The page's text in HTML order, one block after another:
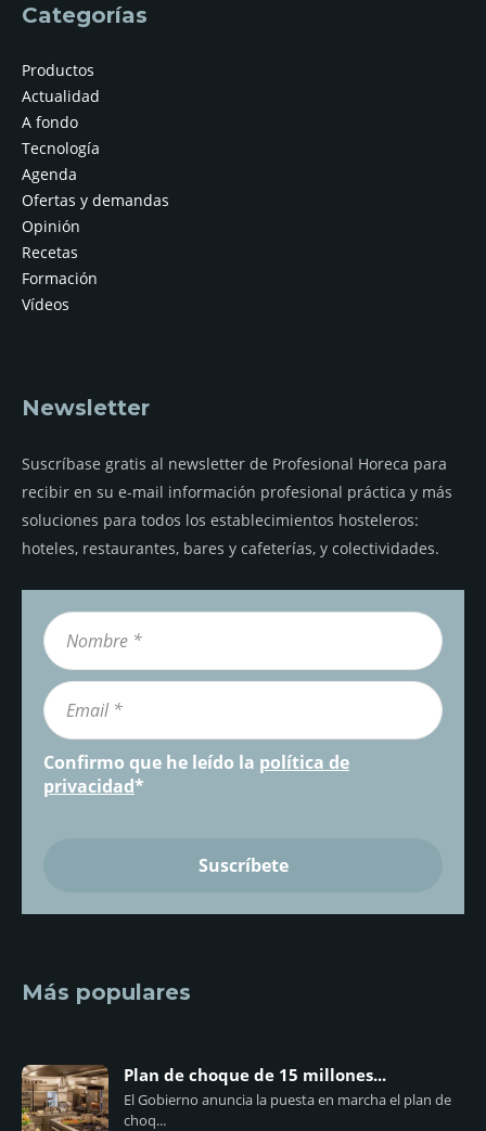
Categorías
Productos
Actualidad
A fondo
Tecnología
Agenda
Ofertas y demandas
Opinión
Recetas
Formación
Vídeos
Newsletter
Suscríbase gratis al newsletter de Profesional Horeca para
recibir en su e-mail información profesional práctica y más
soluciones para todos los establecimientos hosteleros:
hoteles, restaurantes, bares y cafeterías, y colectividades.
Confirmo que he leído la política de
privacidad*
Más populares
Plan de choque de 15 millones...
El Gobierno anuncia la puesta en marcha el plan de
choq...